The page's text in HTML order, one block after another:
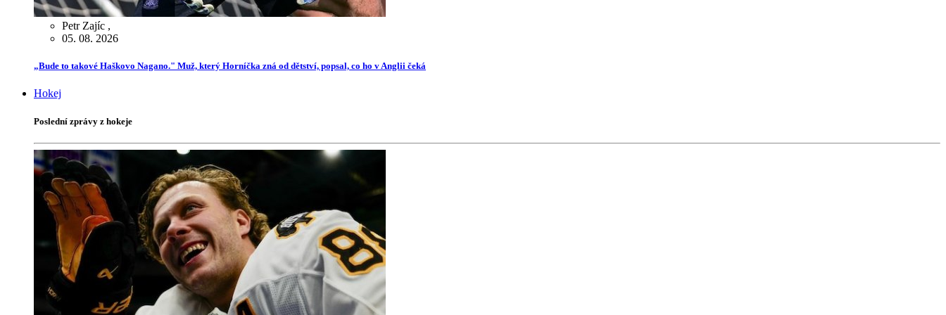
Petr Zajíc ,
05. 08. 2026
„Bude to takové Haškovo Nagano." Muž, který Horníčka zná od dětství, popsal, co ho v Anglii čeká
Hokej
Poslední zprávy z hokeje